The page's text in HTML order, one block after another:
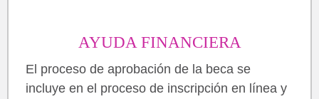
AYUDA FINANCIERA
El proceso de aprobación de la beca se
incluye en el proceso de inscripción en línea y